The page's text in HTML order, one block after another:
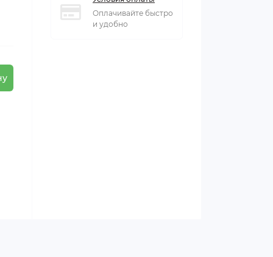
Оплачивайте быстро
и удобно